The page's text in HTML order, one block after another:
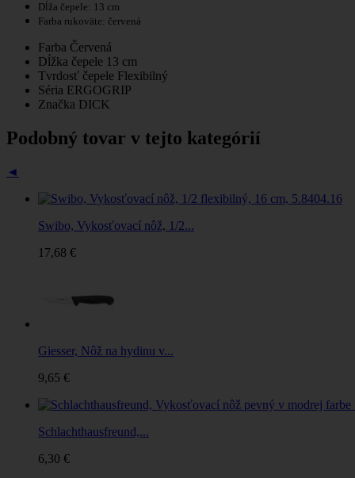
Dĺža čepele: 13 cm
Farba rukoväte: červená
Farba Červená
Dĺžka čepele 13 cm
Tvrdosť čepele Flexibilný
Séria ERGOGRIP
Značka DICK
Podobný tovar v tejto kategórií
◄
Swibo, Vykosťovací nôž, 1/2...
17,68 €
Giesser, Nôž na hydinu v...
9,65 €
Schlachthausfreund,...
6,30 €